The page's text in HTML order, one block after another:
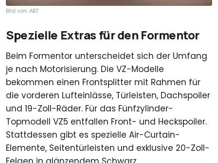
Bild von: ABT
Spezielle Extras für den Formentor
Beim Formentor unterscheidet sich der Umfang
je nach Motorisierung. Die VZ-Modelle
bekommen einen Frontsplitter mit Rahmen für
die vorderen Lufteinlässe, Türleisten, Dachspoiler
und 19-Zoll-Räder. Für das Fünfzylinder-
Topmodell VZ5 entfallen Front- und Heckspoiler.
Stattdessen gibt es spezielle Air-Curtain-
Elemente, Seitentürleisten und exklusive 20-Zoll-